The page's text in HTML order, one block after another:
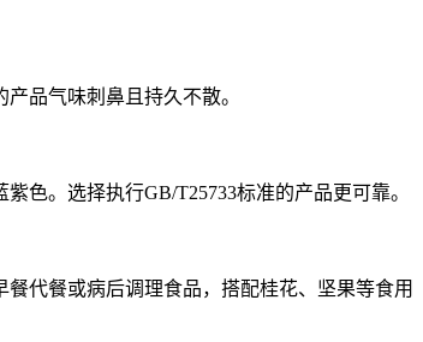
品气味刺鼻且持久不散。
色。选择执行GB/T25733标准的产品更可靠。
代餐或病后调理食品，搭配桂花、坚果等食用